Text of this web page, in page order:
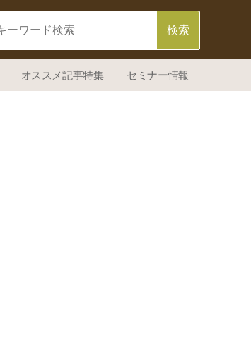
オススメ記事特集 セミナー情報